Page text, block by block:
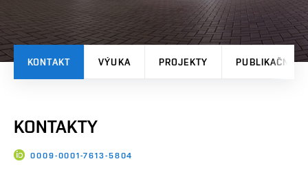
KONTAKT VÝUKA PROJEKTY PUBLIKAČNÍ
KONTAKTY
0009-0001-7613-5804